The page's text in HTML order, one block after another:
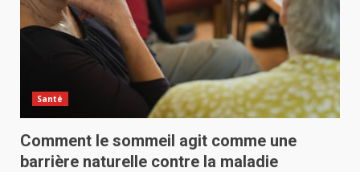
Santé
Comment le sommeil agit comme une
barrière naturelle contre la maladie